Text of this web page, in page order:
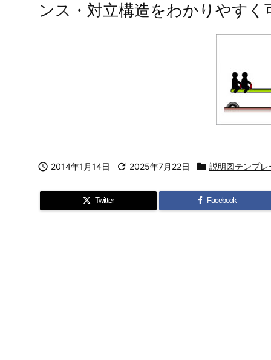
ンス・対立構造をわかりやすく
 2014年1月14日  2025年7月22日  説明図テンプレ
Twitter Facebook